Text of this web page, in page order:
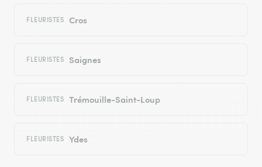
FLEURISTES Cros
FLEURISTES Saignes
FLEURISTES Trémouille-Saint-Loup
FLEURISTES Ydes